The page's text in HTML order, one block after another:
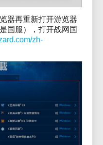
器再重新打开游览器
国服），打开战网国
zh-